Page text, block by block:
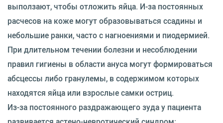
выползают, чтобы отложить яйца. И-за постоянных
расчесов на коже могут образовываться ссадины и
небольшие ранки, часто с нагноениями и пиодермией.
При длительном течении болезни и несоблюдении
правил гигиены в области ануса могут формироваться
абсцессы либо гранулемы, в содержимом которых
находятся яйца или взрослые самки остриц.
Из-за постоянного раздражающего зуда у пациента